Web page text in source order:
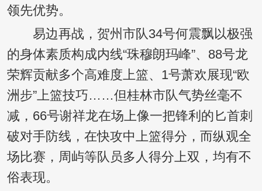
领先优势。
易边再战，贺州市队34号何震飘以极强
的身体素质构成内线“珠穆朗玛峰”、88号龙
荣辉贡献多个高难度上篮、1号萧欢展现“欧
洲步”上篮技巧……但桂林市队气势丝毫不
减，66号谢祥龙在场上像一把锋利的匕首刺
破对手防线，在快攻中上篮得分，而纵观全
场比赛，周屿等队员多人得分上双，均有不
俗表现。